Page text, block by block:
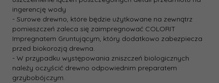
ingerencję wody
- Surowe drewno, które będzie użytkowane na zewnątrz
pomieszczeń zaleca się zaimpregnować COLORIT
Impregnatem Gruntującym, który dodatkowo zabezpiecza
przed biokorozją drewna.
- W przypadku występowania zniszczeń biologicznych
należy oczyścić drewno odpowiednim preparatem
grzybobójczym.